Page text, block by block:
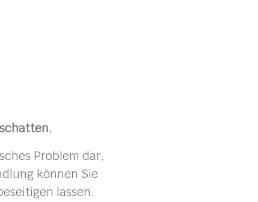
Problem dar,
können Sie
lassen.